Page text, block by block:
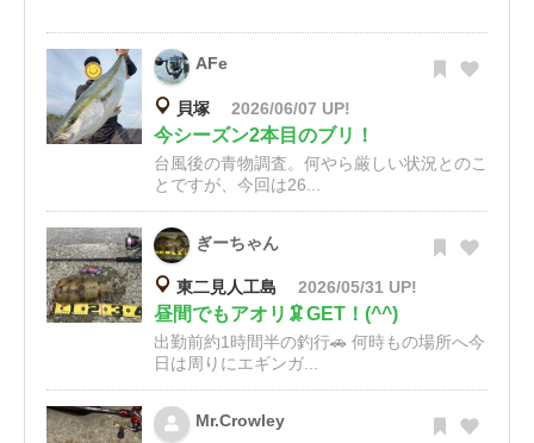
AFe
貝塚 2026/06/07 UP!
今シーズン2本目のブリ！
台風後の青物調査。何やら厳しい状況とのこ
とですが、今回は26...
ぎーちゃん
東二見人工島 2026/05/31 UP!
昼間でもアオリ🦑GET！(^^)
出勤前約1時間半の釣行🚗 何時もの場所へ今
日は周りにエギンガ...
Mr.Crowley